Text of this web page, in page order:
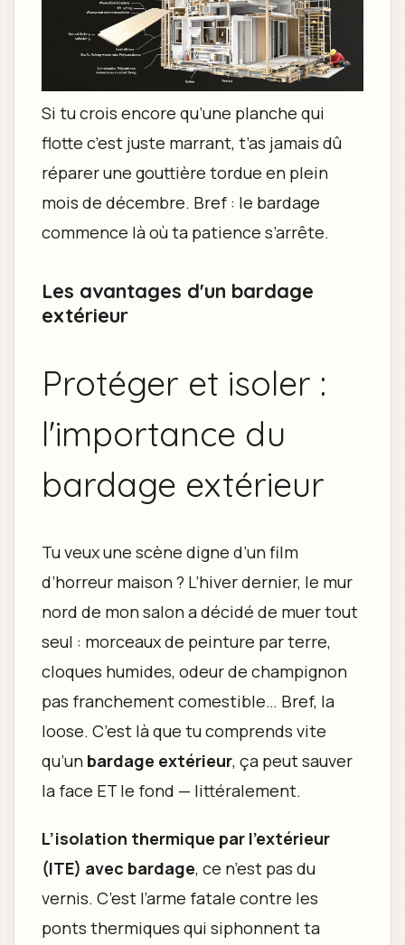
Si tu crois encore qu’une planche qui
flotte c’est juste marrant, t’as jamais dû
réparer une gouttière tordue en plein
mois de décembre. Bref : le bardage
commence là où ta patience s’arrête.
Les avantages d'un bardage
extérieur
Protéger et isoler :
l'importance du
bardage extérieur
Tu veux une scène digne d’un film
d’horreur maison ? L’hiver dernier, le mur
nord de mon salon a décidé de muer tout
seul : morceaux de peinture par terre,
cloques humides, odeur de champignon
pas franchement comestible… Bref, la
loose. C’est là que tu comprends vite
qu’un bardage extérieur, ça peut sauver
la face ET le fond — littéralement.
L’isolation thermique par l’extérieur
(ITE) avec bardage, ce n’est pas du
vernis. C’est l’arme fatale contre les
ponts thermiques qui siphonnent ta